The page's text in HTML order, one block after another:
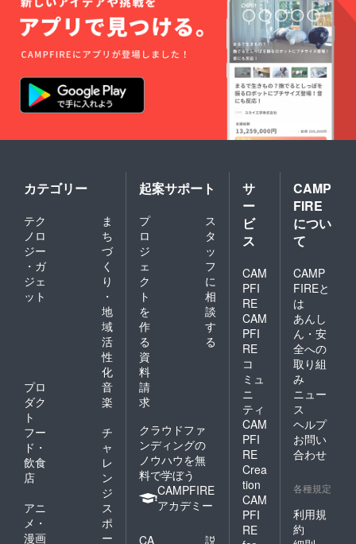
カテゴリー
テク
ノロ
ジー
・ガ
ジェ
ット
ま
ち
づ
く
り
・
地
域
活
性
化
プロ
ダク
ト
音
楽
フー
ド・
飲食
店
チ
ャ
レ
ン
ジ
アニ
メ・
漫画
ス
ポ
ー
起案サポート
プ
ロ
ジ
ェ
ク
ト
を
作
る
ス
タ
ッ
フ
に
相
談
す
る
資
料
請
求
クラウドファ
ンディングの
ノウハウを無
料で学ぼう
CAMPFIRE
アカデミー
CA
説
サ
ー
ビ
ス
CAM
PFI
RE
CAM
PFI
RE
コ
ミュ
ニ
ティ
CAM
PFI
RE
Crea
tion
CAM
PFI
RE
CAMP
FIRE
につい
て
CAMP
FIREと
は
あんし
ん・安
全への
取り組
み
ニュー
ス
ヘルプ
お問い
合わせ
各種規定
利用規
約